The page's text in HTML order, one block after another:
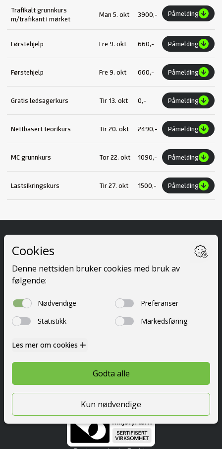
Trafikalt grunnkurs
m/trafikant i mørket
Man 5. okt 3900,- Påmelding
Førstehjelp Fre 9. okt 660,- Påmelding
Førstehjelp Fre 9. okt 660,- Påmelding
Gratis ledsagerkurs Tir 13. okt 0,- Påmelding
Nettbasert teorikurs Tir 20. okt 2490,- Påmelding
MC grunnkurs Tor 22. okt 1090,- Påmelding
Lastsikringskurs Tir 27. okt 1500,- Påmelding
Priser
Nyttig info
© 2026 Festetrafikkskole AS
Personvern